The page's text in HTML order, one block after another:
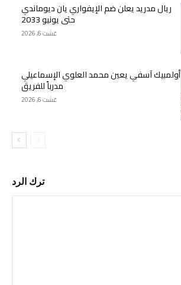
ريال مدريد يعلن ضم الإيفواري يان ديوماندي
حتى يونيو 2033
غشت 6, 2026
أولمبيك آسفي يعين محمد العلوي الإسماعيلي
مدرباً للفريق
غشت 6, 2026
ترك الرد